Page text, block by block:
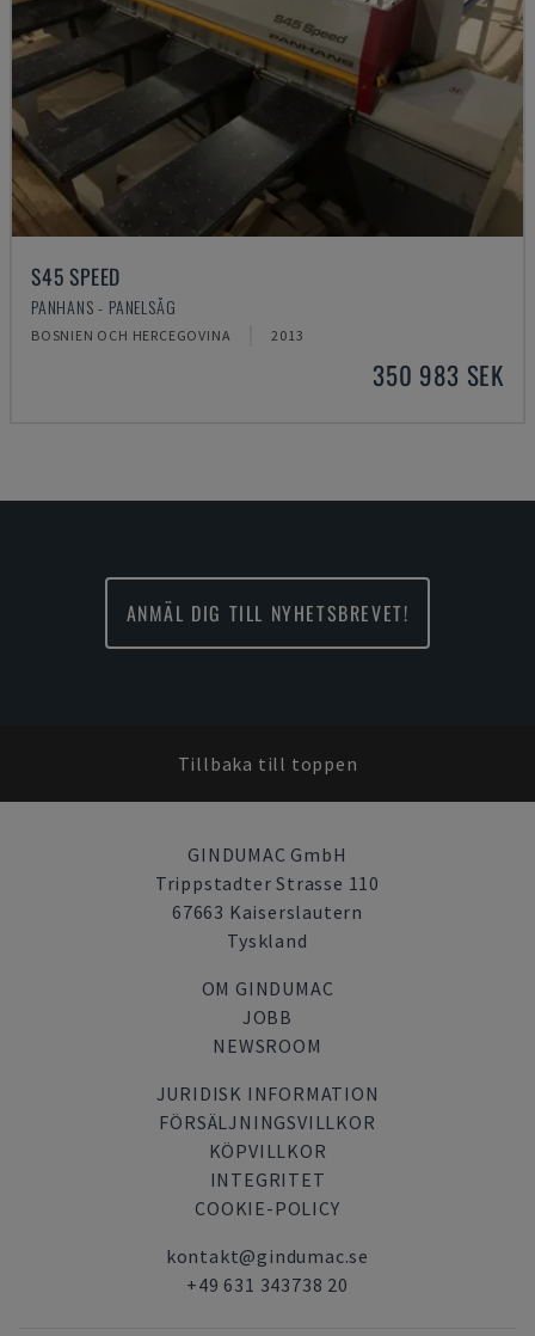
S45 SPEED
PANHANS - PANELSÅG
BOSNIEN OCH HERCEGOVINA 2013
350 983 SEK
ANMÄL DIG TILL NYHETSBREVET!
Tillbaka till toppen
GINDUMAC GmbH
Trippstadter Strasse 110
67663 Kaiserslautern
Tyskland
OM GINDUMAC
JOBB
NEWSROOM
JURIDISK INFORMATION
FÖRSÄLJNINGSVILLKOR
KÖPVILLKOR
INTEGRITET
COOKIE-POLICY
kontakt@gindumac.se
+49 631 343738 20